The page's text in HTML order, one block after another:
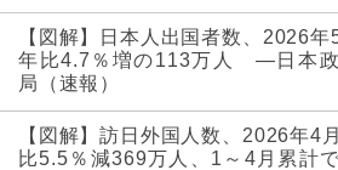
【図解】日本人出国者数、2026年
年比4.7％増の113万人 ―日本
局（速報）
【図解】訪日外国人数、2026年4
比5.5％減369万人、1～4月累計